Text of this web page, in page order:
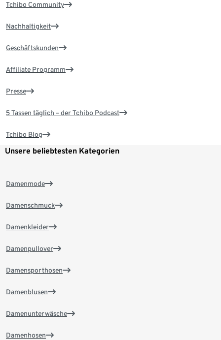
Tchibo Community
Nachhaltigkeit
Geschäftskunden
Affiliate Programm
Presse
5 Tassen täglich – der Tchibo Podcast
Tchibo Blog
Unsere beliebtesten Kategorien
Damenmode
Damenschmuck
Damenkleider
Damenpullover
Damensporthosen
Damenblusen
Damenunterwäsche
Damenhosen